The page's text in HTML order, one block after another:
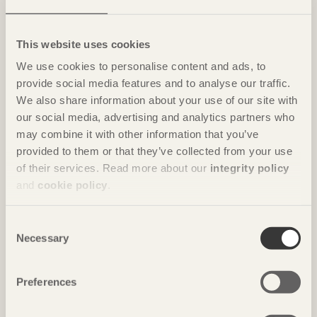
This website uses cookies
We use cookies to personalise content and ads, to
provide social media features and to analyse our traffic.
We also share information about your use of our site with
our social media, advertising and analytics partners who
may combine it with other information that you’ve
provided to them or that they’ve collected from your use
of their services. Read more about our integrity policy
and cookie policy
Selection
Necessary
Preferences
Innovativt återbruk knyts ihop med en
naturnära färgpalett
ARTIKEL Hållbarhet och återbruk har präglat
ombyggnaden av Naturskyddsföreningens kontor.
Där har naturmaterialen fått en central roll, bland
annat i form av en trappa av trä som bidrar till den
goda akustiken.